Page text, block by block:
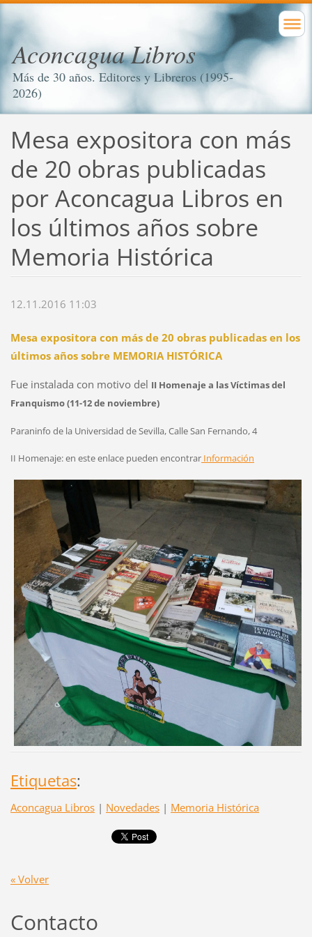
Aconcagua Libros
Más de 30 años. Editores y Libreros (1995-
2026)
Mesa expositora con más
de 20 obras publicadas
por Aconcagua Libros en
los últimos años sobre
Memoria Histórica
12.11.2016 11:03
Mesa expositora con más de 20 obras publicadas en los
últimos años sobre MEMORIA HISTÓRICA
Fue instalada con motivo del II Homenaje a las Víctimas del
Franquismo (11-12 de noviembre)
Paraninfo de la Universidad de Sevilla, Calle San Fernando, 4
II Homenaje: en este enlace pueden encontrarInformación
Etiquetas:
Aconcagua Libros | Novedades | Memoria Histórica
« Volver
Contacto